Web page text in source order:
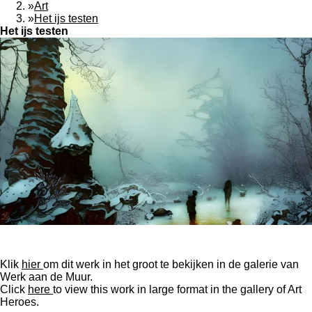
»Art
»Het ijs testen
Het ijs testen
Klik hier om dit werk in het groot te bekijken in de galerie van
Werk aan de Muur.
Click here to view this work in large format in the gallery of Art
Heroes.